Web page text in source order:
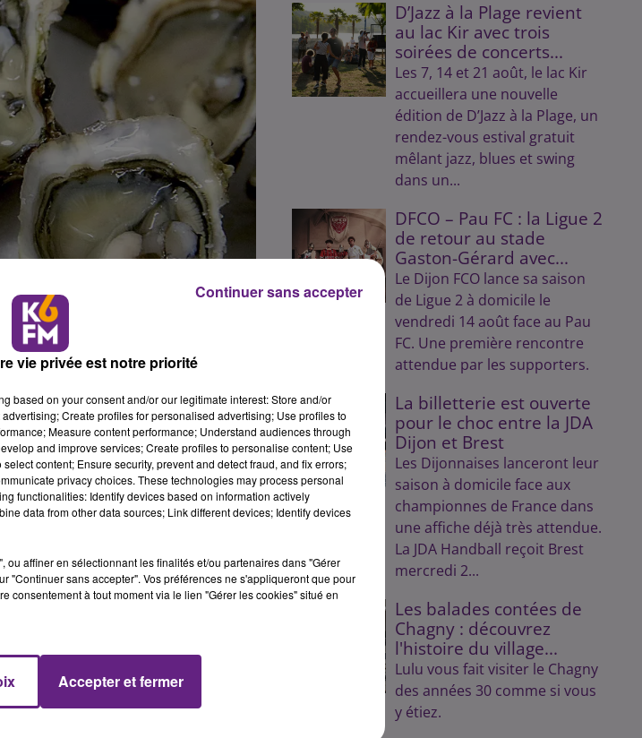
de les recycler.
afin de les valoriser en
Bâche
exemple), mais sans autres
D’Jazz à la Plage revient
au lac Kir avec trois
soirées de concerts...
Les 7, 14 et 21 août, le lac Kir
accueillera une nouvelle
édition de D’Jazz à la Plage, un
rendez-vous estival gratuit
mêlant jazz, blues et swing
dans un...
DFCO – Pau FC : la Ligue 2
de retour au stade
Gaston-Gérard avec...
Le Dijon FCO lance sa saison
de Ligue 2 à domicile le
vendredi 14 août face au Pau
FC. Une première rencontre
attendue par les supporters.
La billetterie est ouverte
pour le choc entre la JDA
Dijon et Brest
Les Dijonnaises lanceront leur
saison à domicile face aux
championnes de France dans
une affiche déjà très attendue.
La JDA Handball reçoit Brest
mercredi 2...
Les balades contées de
Chagny : découvrez
l'histoire du village...
Lulu vous fait visiter le Chagny
des années 30 comme si vous
y étiez.
vie privée est notre priorité
based on your consent and/or our legitimate interest: Store and/or
Create profiles for personalised advertising; Use profiles to
Measure content performance; Understand audiences through
and improve services; Create profiles to personalise content; Use
content; Ensure security, prevent and detect fraud, and fix errors;
privacy choices. These technologies may process personal
functionalities: Identify devices based on information actively
data from other data sources; Link different devices; Identify devices
ou affiner en sélectionnant les finalités et/ou partenaires dans "Gérer
"Continuer sans accepter". Vos préférences ne s'appliqueront que pour
consentement à tout moment via le lien "Gérer les cookies" situé en
Accepter et fermer
Continuer sans accepter